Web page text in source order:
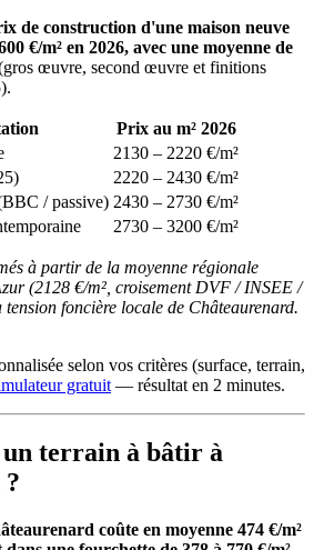
de construction d'une maison neuve
€/m² en 2026, avec une moyenne de
œuvre, second œuvre et finitions
Prix au m² 2026
2130 – 2220 €/m²
2220 – 2430 €/m²
/ passive) 2430 – 2730 €/m²
2730 – 3200 €/m²
à partir de la moyenne régionale
(2128 €/m², croisement DVF / INSEE /
foncière locale de Châteaurenard.
selon vos critères (surface, terrain,
gratuit— résultat en 2 minutes.
un terrain à bâtir à
coûte en moyenne 474 €/m²